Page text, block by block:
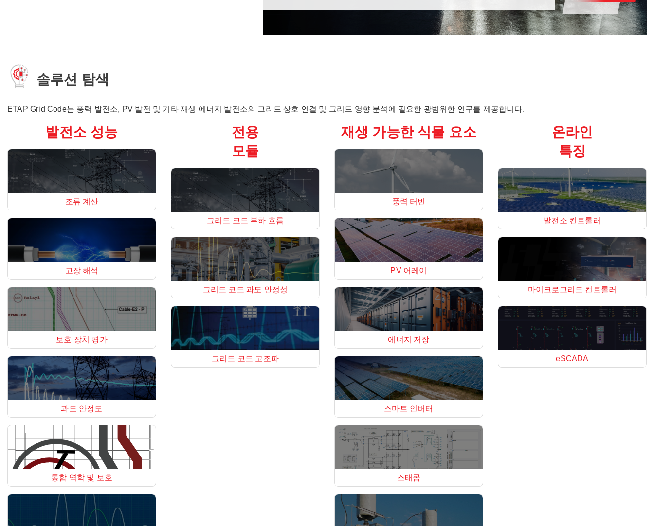
솔루션 탐색
ETAP Grid Code는 풍력 발전소, PV 발전 및 기타 재생 에너지 발전소의 그리드 상호 연결 및 그리드 영향 분석에 필요한 광범위한 연구를 제공합니다.
발전소 성능
조류 계산
고장 해석
보호 장치 평가
과도 안정도
통합 역학 및 보호
전용
모듈
그리드 코드 부하 흐름
그리드 코드 과도 안정성
그리드 코드 고조파
재생 가능한 식물 요소
풍력 터빈
PV 어레이
에너지 저장
스마트 인버터
스태콤
온라인
특징
발전소 컨트롤러
마이크로그리드 컨트롤러
eSCADA